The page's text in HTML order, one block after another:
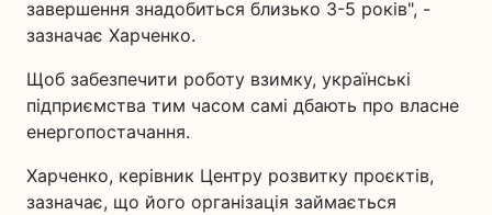
завершення знадобиться близько 3-5 років", -
зазначає Харченко.
Щоб забезпечити роботу взимку, українські
підприємства тим часом самі дбають про власне
енергопостачання.
Харченко, керівник Центру розвитку проєктів,
зазначає, що його організація займається